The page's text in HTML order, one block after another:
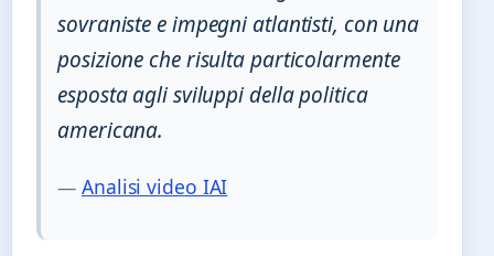
sovraniste e impegni atlantisti, con una
posizione che risulta particolarmente
esposta agli sviluppi della politica
americana.
— Analisi video IAI